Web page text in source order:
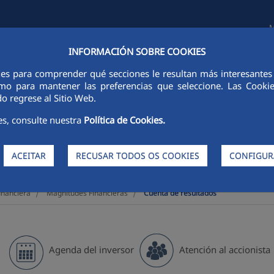
INFORMACIÓN SOBRE COOKIES
para comprender qué secciones le resultan más
para mantener las preferencias que seleccione. Las
regrese al Sitio Web.
consulte nuestra Política de Cookies.
ACEITAR RECUSAR TODOS OS COOKIES
SUSTENTABILIDADE PESSOAS INOVAÇÃO
>Magnitudes Financieras >Cuenta de resultados
Agenda del inversor Atención al accionista